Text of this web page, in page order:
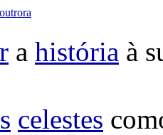
outrora
a história à
celestes